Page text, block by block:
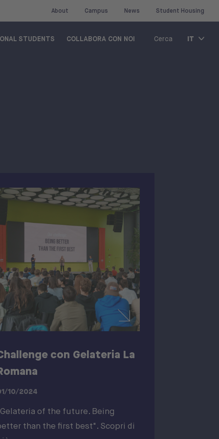
About Campus News Student Housing
STUDENTS COLLABORA CON NOI Cerca IT
con Gelateria La
10/2024
of the future. Being
than the first best". Scopri di